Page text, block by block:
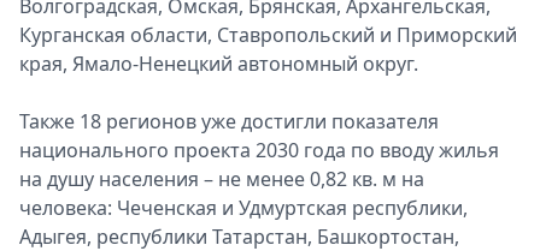
Волгоградская, Омская, Брянская, Архангельская,
Курганская области, Ставропольский и Приморский
края, Ямало-Ненецкий автономный округ.
Также 18 регионов уже достигли показателя
национального проекта 2030 года по вводу жилья
на душу населения – не менее 0,82 кв. м на
человека: Чеченская и Удмуртская республики,
Адыгея, республики Татарстан, Башкортостан,